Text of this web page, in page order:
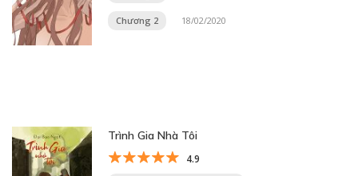
Chương 2 18/02/2020
Trình Gia Nhà Tôi
4.9